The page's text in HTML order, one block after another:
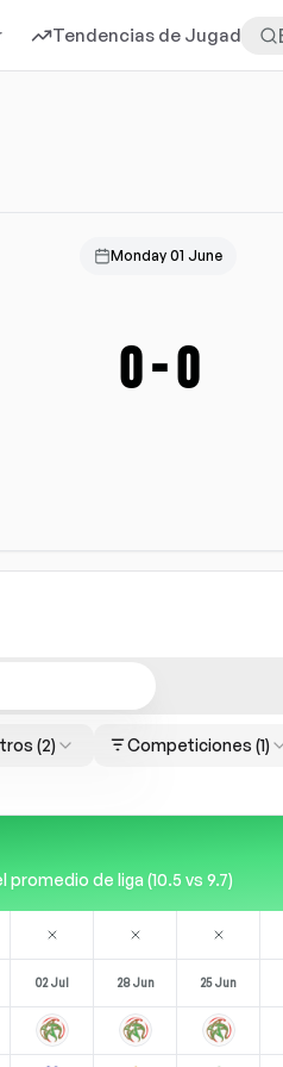
Tendencias de Jugadores
Monday 01 June
0-0
(2) Competiciones (1)
de liga (10.5 vs 9.7)
02 Jul 28 Jun 25 Jun